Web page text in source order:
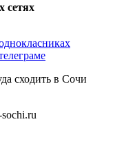
сетях
сходить в Сочи